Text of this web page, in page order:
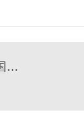
定期维护消防系统，及时发现和消除消防系统故障和问题---国晋消防